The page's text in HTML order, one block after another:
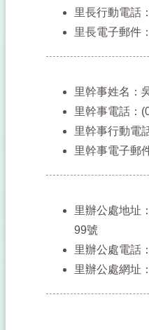
里長行動電話：
里長電子郵件：
里幹事姓名：
里幹事電話：
里幹事行動電
里幹事電子郵
里辦公處地址：
99號
里辦公處電話
里辦公處網址：